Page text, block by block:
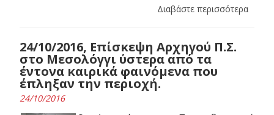
Διαβάστε περισσότερα
24/10/2016, Επίσκεψη Αρχηγού Π.Σ.
στο Μεσολόγγι ύστερα από τα
έντονα καιρικά φαινόμενα που
έπληξαν την περιοχή.
24/10/2016